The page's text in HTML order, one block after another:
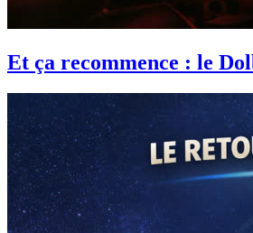
Et ça recommence : le